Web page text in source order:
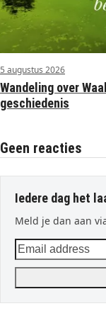
5 augustus 2026
Wandeling over
geschiedenis
Geen reacties
Iedere dag het
Meld je dan aan
Email
address